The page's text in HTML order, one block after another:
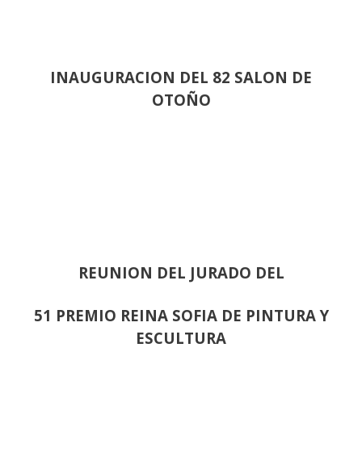
INAUGURACION DEL 82 SALON DE
OTOÑO
REUNION DEL JURADO DEL
51 PREMIO REINA SOFIA DE PINTURA Y
ESCULTURA